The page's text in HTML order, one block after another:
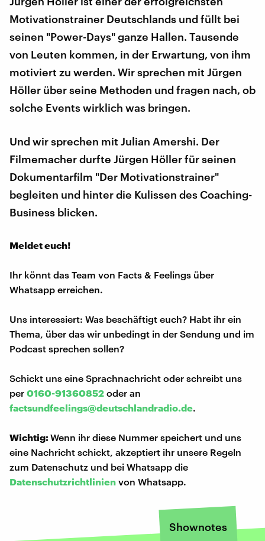
Motivationstrainer Deutschlands und füllt bei
seinen "Power-Days" ganze Hallen. Tausende
von Leuten kommen, in der Erwartung, von ihm
motiviert zu werden. Wir sprechen mit Jürgen
Höller über seine Methoden und fragen nach, ob
solche Events wirklich was bringen.
Und wir sprechen mit Julian Amershi. Der
Filmemacher durfte Jürgen Höller für seinen
Dokumentarfilm "Der Motivationstrainer"
begleiten und hinter die Kulissen des Coaching-
Business blicken.
Meldet euch!
Ihr könnt das Team von Facts & Feelings über
Whatsapp erreichen.
Uns interessiert: Was beschäftigt euch? Habt ihr ein
Thema, über das wir unbedingt in der Sendung und im
Podcast sprechen sollen?
Schickt uns eine Sprachnachricht oder schreibt uns
per 0160-91360852 oder an
factsundfeelings@deutschlandradio.de.
Wichtig:Wenn ihr diese Nummer speichert und uns
eine Nachricht schickt, akzeptiert ihr unsere Regeln
zum Datenschutz und bei Whatsapp die
Datenschutzrichtlinien von Whatsapp.
Shownotes